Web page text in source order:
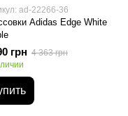
ad-22266-36
Adidas Edge White
грн 4 363 грн